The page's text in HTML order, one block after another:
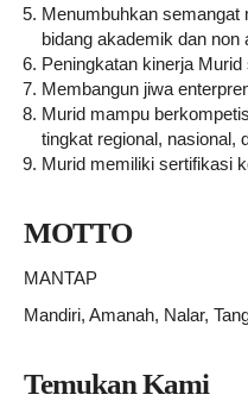
Menumbuhkan semangat
bidang akademik dan non
Peningkatan kinerja
Membangun jiwa
Murid mampu
tingkat regional, nasional,
Murid memiliki sertifikasi
MOTTO
MANTAP
Mandiri, Amanah, Nalar,
Temukan Kami